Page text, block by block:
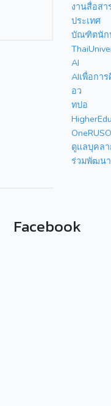
งานสื่อสา
ประเทศ
บัณฑิตนัก
AI
AIเพื่อกา
อว
ทปอ
ดูแลบุคล
ร่วมพัฒน
Facebook